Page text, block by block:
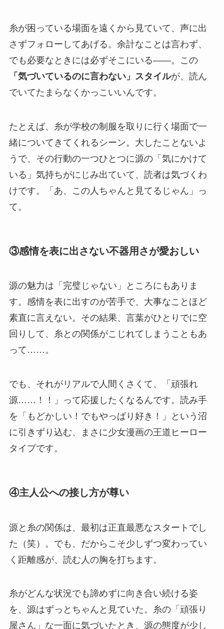
糸が困っている場面を遠くから見ていて、声に出
さずフォローしてあげる。余計なことは言わず、
でも必要なときには必ずそこにいる——。この
「気づいているのに言わない」スタイルが、読ん
でいてたまらなくかっこいいんです。
たとえば、糸が学校の制服を取りに行く場面で一
緒についてきてくれるシーン。大したことないよ
うで、その行動の一つひとつに源の「気にかけて
いる」気持ちがにじみ出ていて、読者は気づくわ
けです。「あ、この人ちゃんと見てるじゃん」っ
て。
③感情を表に出さない不器用さが愛おしい
源の魅力は「完璧じゃない」ところにもありま
す。感情を表に出すのが苦手で、大事なことほど
素直に言えない。その結果、言葉がひとりでに空
回りして、糸との関係がこじれてしまうこともあ
って……。
でも、それがリアルで人間くさくて、「頑張れ
源……！！」って応援したくなるんです。読み手
を「もどかしい！でもやっぱり好き！」という沼
に引きずり込む、まさに少女漫画の王道ヒーロー
タイプです。
④主人公への接し方が尊い
源と糸の関係は、最初は正直最悪なスタートでし
た（笑）。でも、だからこそ少しずつ変わってい
く距離感が、読む人の胸を打ちます。
糸がどんな状況でも諦めずに向き合い続ける姿
を、源はずっとちゃんと見ていた。糸の「頑張り
屋さん」な一面に気づいたとき、源の態度が少し